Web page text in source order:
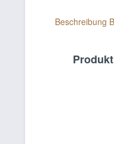
Beschreibung